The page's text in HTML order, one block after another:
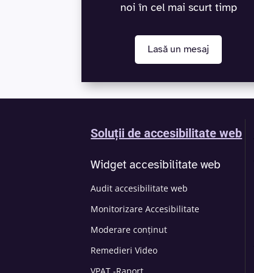
noi în cel mai scurt timp
Lasă un mesaj
Soluții de accesibilitate web
Widget accesibilitate web
Audit accesibilitate web
Monitorizare Accesibilitate
Moderare conținut
Remedieri Video